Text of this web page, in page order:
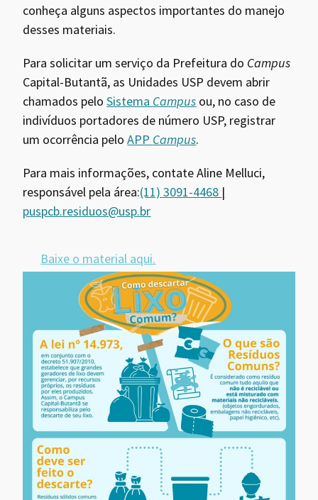
conheça alguns aspectos importantes do manejo
desses materiais.
Para solicitar um serviço da Prefeitura do Campus
Capital-Butantã, as Unidades USP devem abrir
chamados pelo Sistema Campus ou, no caso de
indivíduos portadores de número USP, registrar
um ocorrência peloAPP Campus.
Para mais informações, contate Aline Melluci,
responsável pela área:(11) 3091-4468 |
puspcb.residuos@usp.br
Baixe o material aqui.